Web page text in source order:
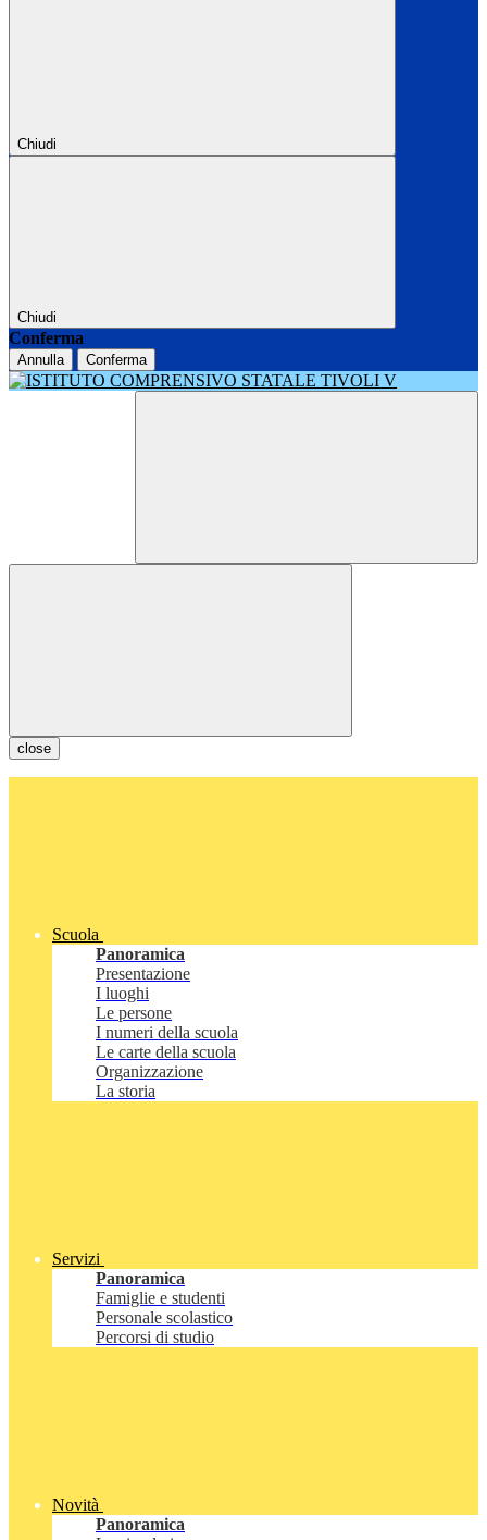
Chiudi
Chiudi
Conferma
Annulla Conferma
close
Scuola
Panoramica
Presentazione
I luoghi
Le persone
I numeri della scuola
Le carte della scuola
Organizzazione
La storia
Servizi
Panoramica
Famiglie e studenti
Personale scolastico
Percorsi di studio
Novità
Panoramica